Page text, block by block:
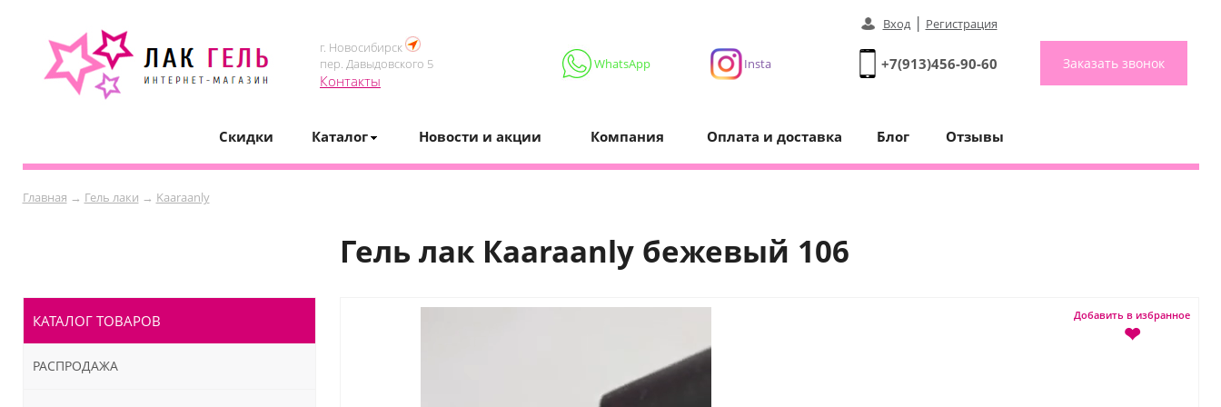
г. Новосибирск
пер. Давыдовского 5
Контакты
WhatsApp Insta +7(913)456-90-60
Вход| Регистрация
Заказать звонок
Скидки Каталог Новости и акции Компания Оплата и доставка Блог Отзывы
Главная → Гель лаки → Kaaraanly
Гель лак Кaaraanly бежевый 106
Добавить в избранное
❤
КАТАЛОГ ТОВАРОВ
РАСПРОДАЖА